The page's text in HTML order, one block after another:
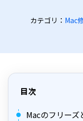
カテゴリ： Mac
目次
Macのフリーズ